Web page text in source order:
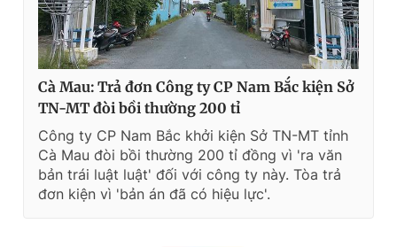
Cà Mau: Trả đơn Công ty CP Nam Bắc kiện Sở
TN-MT đòi bồi thường 200 tỉ
Công ty CP Nam Bắc khởi kiện Sở TN-MT tỉnh
Cà Mau đòi bồi thường 200 tỉ đồng vì 'ra văn
bản trái luật luật' đối với công ty này. Tòa trả
đơn kiện vì 'bản án đã có hiệu lực'.